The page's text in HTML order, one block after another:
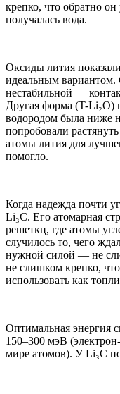
крепко, что обратно
получалась вода.
Оксиды лития
идеальным вариантом.
нестабильной —
Другая форма (T-Li₂O)
водородом была ниже
попробовали
атомы лития для
помогло.
Когда надежда почти
Li₃C. Его атомарная
решеткц, где атомы
случилось то, чего
нужной силой — не
не слишком крепко,
использовать как
Оптимальная энергия
150–300 мэВ
мире атомов). У Li₃C